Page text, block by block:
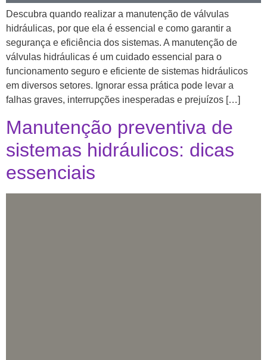
Descubra quando realizar a manutenção de válvulas
hidráulicas, por que ela é essencial e como garantir a
segurança e eficiência dos sistemas. A manutenção de
válvulas hidráulicas é um cuidado essencial para o
funcionamento seguro e eficiente de sistemas hidráulicos
em diversos setores. Ignorar essa prática pode levar a
falhas graves, interrupções inesperadas e prejuízos […]
Manutenção preventiva de
sistemas hidráulicos: dicas
essenciais